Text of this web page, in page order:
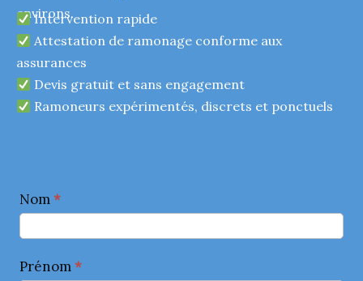
environs.
Intervention rapide
Attestation de ramonage conforme aux
assurances
Devis gratuit et sans engagement
Ramoneurs expérimentés, discrets et ponctuels
C
o
n
t
Nom*
Prénom*